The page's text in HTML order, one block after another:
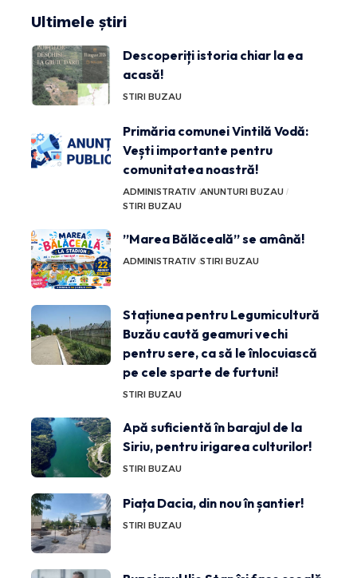
Ultimele știri
Descoperiți istoria chiar la ea
acasă!
STIRI BUZAU
Primăria comunei Vintilă Vodă:
Vești importante pentru
comunitatea noastră!
ADMINISTRATIV ANUNTURI BUZAU
STIRI BUZAU
”Marea Bălăceală” se amână!
ADMINISTRATIV STIRI BUZAU
Stațiunea pentru Legumicultură
Buzău caută geamuri vechi
pentru sere, ca să le înlocuiască
pe cele sparte de furtuni!
STIRI BUZAU
Apă suficientă în barajul de la
Siriu, pentru irigarea culturilor!
STIRI BUZAU
Piața Dacia, din nou în șantier!
STIRI BUZAU